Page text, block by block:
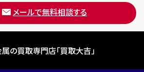
メールで無料相談する
属の買取専門店「買取大吉」